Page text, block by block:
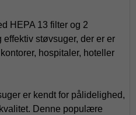
HEPA 13 filter og 2
effektiv støvsuger, der er er
hospitaler, hoteller
er kendt for pålidelighed,
Denne populære